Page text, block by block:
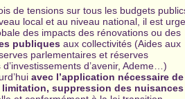
de tensions sur tous les budgets
local et au niveau national, il est
des impacts des rénovations ou des
publiques aux collectivités (Aides aux
parlementaires et réserves
d’avenir, Ademe…)
avec l’application nécessaire de
suppression des nuisances